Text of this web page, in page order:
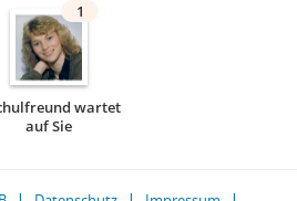
1
wartet
auf Sie